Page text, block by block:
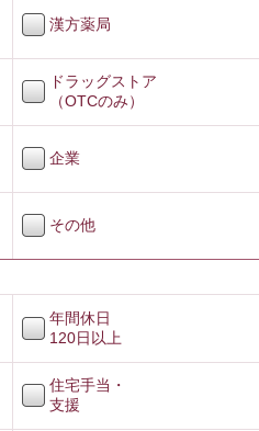
漢方薬局
ドラッグストア
（OTCのみ）
企業
その他
年間休日
120日以上
住宅手当・
支援